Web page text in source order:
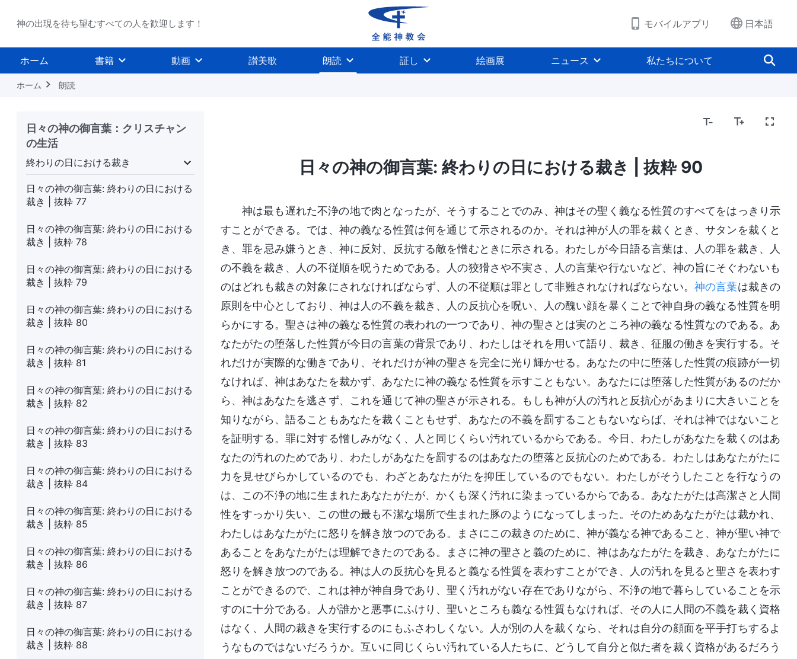
神の出現を待ち望むすべての人を歓迎します！ モバイルアプリ 日本語
ホーム 書籍 動画 讃美歌 朗読 証し 絵画展 ニュース 私たちについて
ホーム 朗読
日々の神の御言葉：クリスチャン
の生活
終わりの日における裁き
と働き 終わりの日における裁き 神の働きを認識する 神の性質、および神が所有するものと神そのもの 聖書にまつわる奥義
日々の神の御言葉: 終わりの日における
裁き | 抜粋 77
日々の神の御言葉: 終わりの日における
裁き | 抜粋 78
日々の神の御言葉: 終わりの日における
裁き | 抜粋 79
日々の神の御言葉: 終わりの日における
裁き | 抜粋 80
日々の神の御言葉: 終わりの日における
裁き | 抜粋 81
日々の神の御言葉: 終わりの日における
裁き | 抜粋 82
日々の神の御言葉: 終わりの日における
裁き | 抜粋 83
日々の神の御言葉: 終わりの日における
裁き | 抜粋 84
日々の神の御言葉: 終わりの日における
裁き | 抜粋 85
日々の神の御言葉: 終わりの日における
裁き | 抜粋 86
日々の神の御言葉: 終わりの日における
裁き | 抜粋 87
日々の神の御言葉: 終わりの日における
裁き | 抜粋 88
日々の神の御言葉: 終わりの日における裁き | 抜粋 90
神は最も遅れた不浄の地で肉となったが、そうすることでのみ、神はその聖く義なる性質のすべてをはっきり示
すことができる。では、神の義なる性質は何を通じて示されるのか。それは神が人の罪を裁くとき、サタンを裁くと
き、罪を忌み嫌うとき、神に反対、反抗する敵を憎むときに示される。わたしが今日語る言葉は、人の罪を裁き、人
の不義を裁き、人の不従順を呪うためである。人の狡猾さや不実さ、人の言葉や行ないなど、神の旨にそぐわないも
のはどれも裁きの対象にされなければならず、人の不従順は罪として非難されなければならない。 神の言葉は裁きの
原則を中心としており、神は人の不義を裁き、人の反抗心を呪い、人の醜い顔を暴くことで神自身の義なる性質を明
らかにする。聖さは神の義なる性質の表われの一つであり、神の聖さとは実のところ神の義なる性質なのである。あ
なたがたの堕落した性質が今日の言葉の背景であり、わたしはそれを用いて語り、裁き、征服の働きを実行する。そ
れだけが実際的な働きであり、それだけが神の聖さを完全に光り輝かせる。あなたの中に堕落した性質の痕跡が一切
なければ、神はあなたを裁かず、あなたに神の義なる性質を示すこともない。あなたには堕落した性質があるのだか
ら、神はあなたを逃さず、これを通じて神の聖さが示される。もしも神が人の汚れと反抗心があまりに大きいことを
知りながら、語ることもあなたを裁くこともせず、あなたの不義を罰することもないならば、それは神ではないこと
を証明する。罪に対する憎しみがなく、人と同じくらい汚れているからである。今日、わたしがあなたを裁くのはあ
なたの汚れのためであり、わたしがあなたを罰するのはあなたの堕落と反抗心のためである。わたしはあなたがたに
力を見せびらかしているのでも、わざとあなたがたを抑圧しているのでもない。わたしがそうしたことを行なうの
は、この不浄の地に生まれたあなたがたが、かくも深く汚れに染まっているからである。あなたがたは高潔さと人間
性をすっかり失い、この世の最も不潔な場所で生まれた豚のようになってしまった。そのためあなたがたは裁かれ、
わたしはあなたがたに怒りを解き放つのである。まさにこの裁きのために、神が義なる神であること、神が聖い神で
あることをあなたがたは理解できたのである。まさに神の聖さと義のために、神はあなたがたを裁き、あなたがたに
怒りを解き放つのである。神は人の反抗心を見ると義なる性質を表わすことができ、人の汚れを見ると聖さを表わす
ことができるので、これは神が神自身であり、聖く汚れがない存在でありながら、不浄の地で暮らしていることを示
すのに十分である。人が誰かと悪事にふけり、聖いところも義なる性質もなければ、その人に人間の不義を裁く資格
はなく、人間の裁きを実行するのにもふさわしくない。人が別の人を裁くなら、それは自分の顔面を平手打ちするよ
うなものではないだろうか。互いに同じくらい汚れている人たちに、どうして自分と似た者を裁く資格があるだろう